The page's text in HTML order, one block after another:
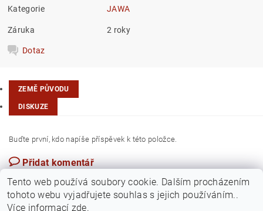
Kategorie JAWA
Záruka 2 roky
Dotaz
ZEMĚ PŮVODU
DISKUZE
Buďte první, kdo napíše příspěvek k této položce.
Přidat komentář
Tento web používá soubory cookie. Dalším procházením
tohoto webu vyjadřujete souhlas s jejich používáním..
Více informací zde.